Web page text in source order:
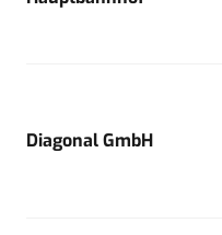
Diagonal GmbH